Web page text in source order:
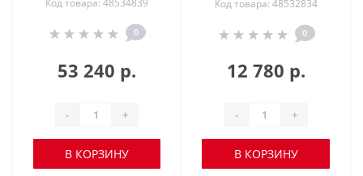
Код товара: 48534839
0
53 240 р.
- +
В КОРЗИНУ
Код товара: 48532834
0
12 780 р.
- +
В КОРЗИНУ